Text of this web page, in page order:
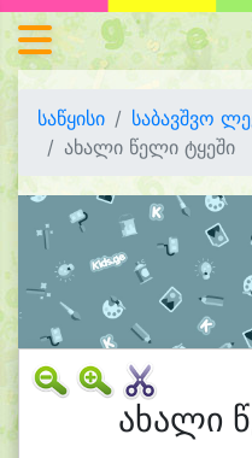
საწყისი საბავშვო
ახალი წელი ტყეში
ახალი